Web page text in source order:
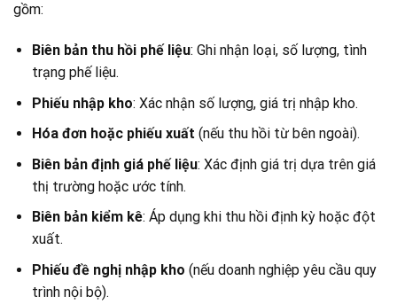
gồm:
Biên bản thu hồi phế liệu: Ghi nhận loại, số lượng, tình
trạng phế liệu.
Phiếu nhập kho: Xác nhận số lượng, giá trị nhập kho.
Hóa đơn hoặc phiếu xuất (nếu thu hồi từ bên ngoài).
Biên bản định giá phế liệu: Xác định giá trị dựa trên giá
thị trường hoặc ước tính.
Biên bản kiểm kê: Áp dụng khi thu hồi định kỳ hoặc đột
xuất.
Phiếu đề nghị nhập kho (nếu doanh nghiệp yêu cầu quy
trình nội bộ).